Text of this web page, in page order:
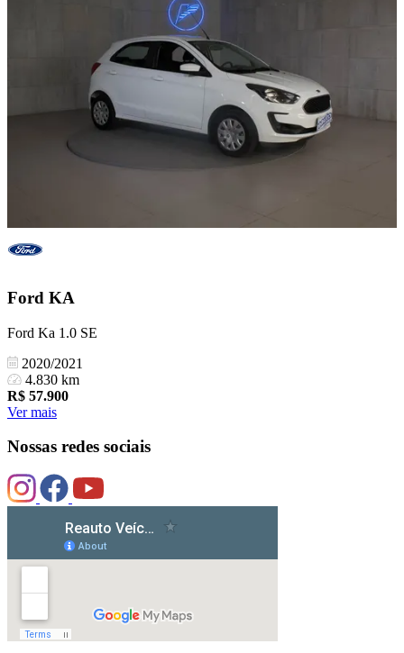
Ford KA
Ford Ka 1.0 SE
2020/2021
4.830 km
R$ 57.900
Ver mais
Nossas redes sociais